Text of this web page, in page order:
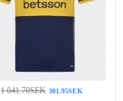
1 041.70SEK 301.95SEK